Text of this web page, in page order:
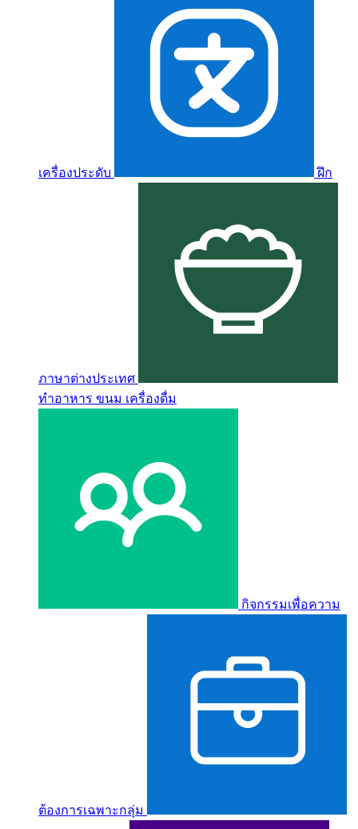
เครื่องประดับ ฝึก
ภาษาต่างประเทศ
ทำอาหาร ขนม เครื่องดื่ม
กิจกรรมเพื่อความ
ต้องการเฉพาะกลุ่ม